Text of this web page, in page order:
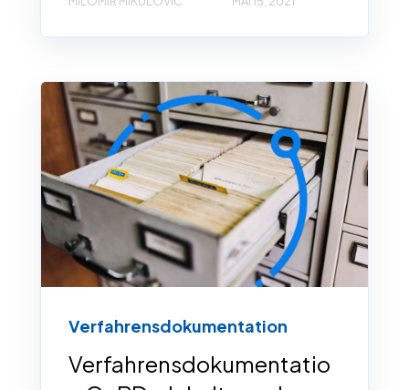
Verfahrensdokumentation
Verfahrensdokumentatio